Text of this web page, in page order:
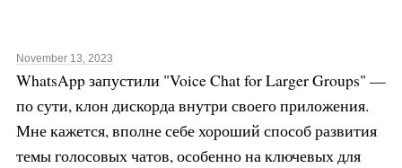
November 13, 2023
WhatsApp запустили "Voice Chat for Larger Groups" —
по сути, клон дискорда внутри своего приложения.
Мне кажется, вполне себе хороший способ развития
темы голосовых чатов, особенно на ключевых для